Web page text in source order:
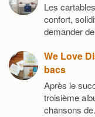
Les
confort,
demander
We Love
bacs
Après le
troisième
chansons